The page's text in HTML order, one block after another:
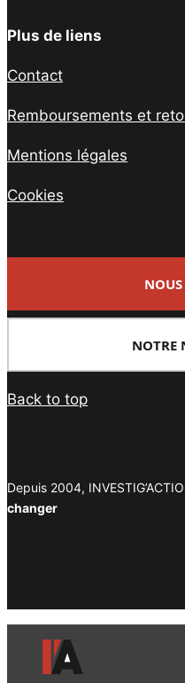
Plus de liens
Contact
Remboursements et
Mentions légales
Cookies
NOTRE
Back to top
Depuis 2004,
changer